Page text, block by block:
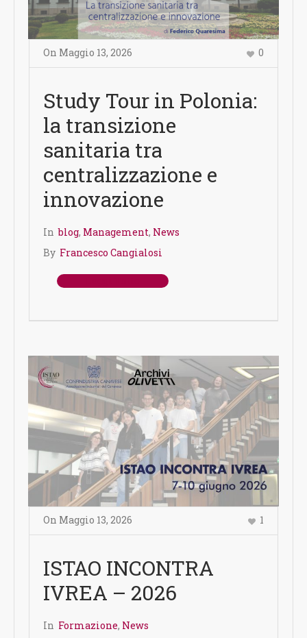
On Maggio 13, 2026 0
Study Tour in Polonia:
la transizione
sanitaria tra
centralizzazione e
innovazione
In blog, Management, News
By Francesco Cangialosi
On Maggio 13, 2026 1
ISTAO INCONTRA
IVREA – 2026
In Formazione, News